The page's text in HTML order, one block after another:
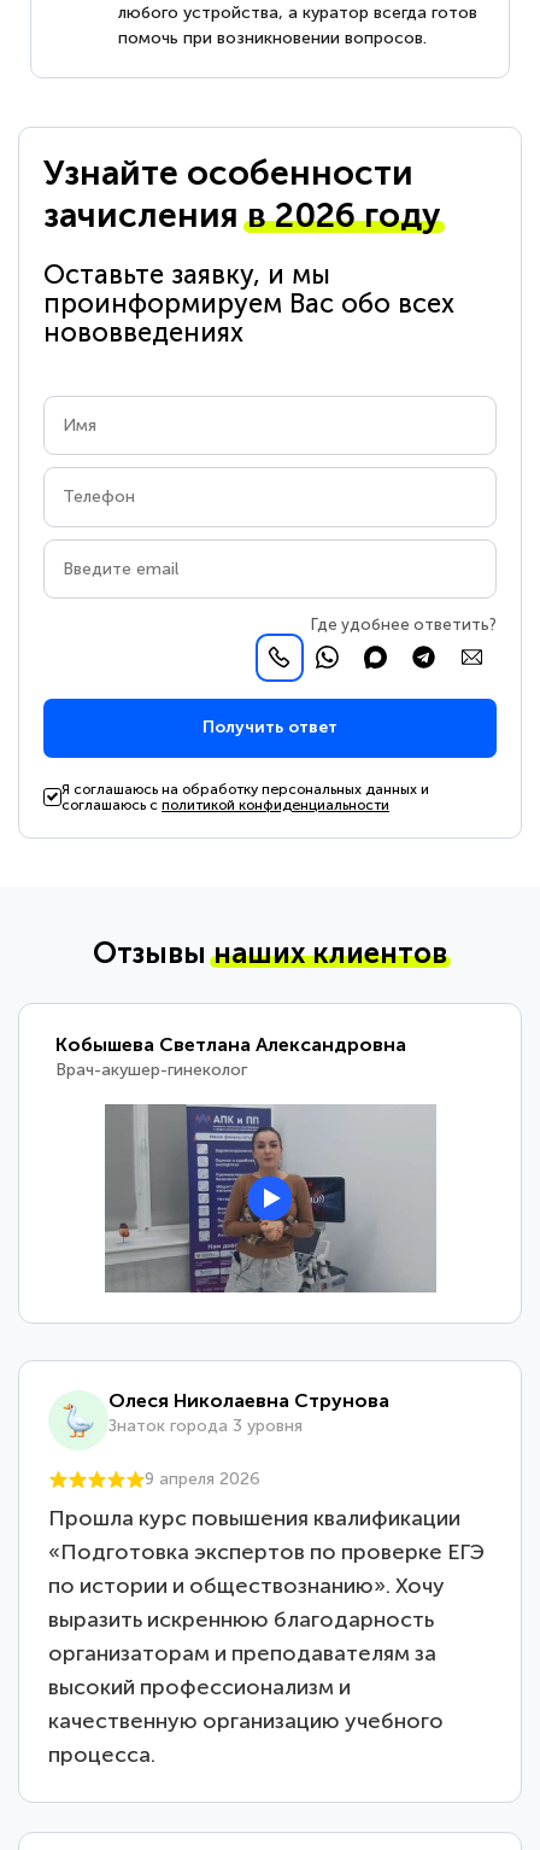
любого устройства, а куратор всегда готов
помочь при возникновении вопросов.
Узнайте особенности
зачисленияв 2026 году
Оставьте заявку, и мы
проинформируем Вас обо всех
нововведениях
Где удобнее ответить?
Получить ответ
Я соглашаюсь на обработку персональных данных и
соглашаюсь сполитикой конфиденциальности
Отзывынаших клиентов
Кобышева Светлана Александровна
Врач-акушер-гинеколог
Олеся Николаевна Струнова
Знаток города 3 уровня
9 апреля 2026
Прошла курс повышения квалификации
«Подготовка экспертов по проверке ЕГЭ
по истории и обществознанию». Хочу
выразить искреннюю благодарность
организаторам и преподавателям за
высокий профессионализм и
качественную организацию учебного
процесса.